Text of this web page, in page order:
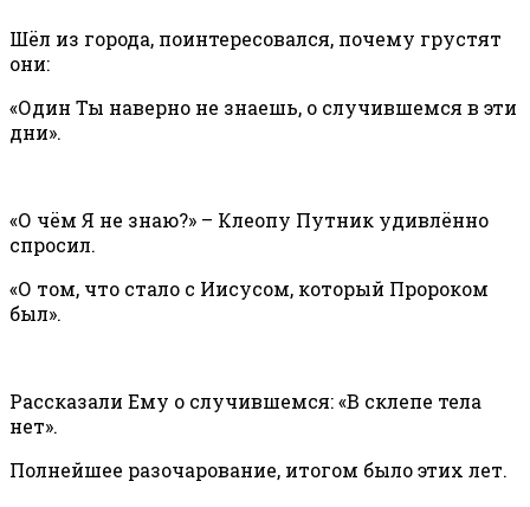
Шёл из города, поинтересовался, почему грустят
они:
«Один Ты наверно не знаешь, о случившемся в эти
дни».
«О чём Я не знаю?» – Клеопу Путник удивлённо
спросил.
«О том, что стало с Иисусом, который Пророком
был».
Рассказали Ему о случившемся: «В склепе тела
нет».
Полнейшее разочарование, итогом было этих лет.